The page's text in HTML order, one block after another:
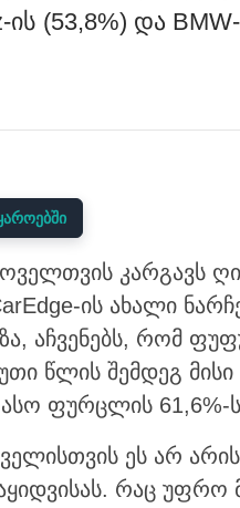
(53,8%) და
კარგავს
ის ახალი
აჩვენებს, რომ
წლის შემდეგ
ფურცლის 61,6%-
ეს არ
რაც უფრო